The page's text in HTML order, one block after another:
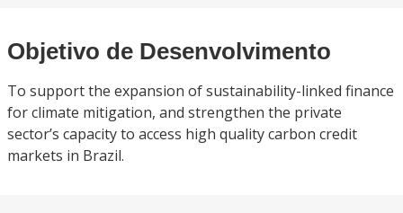
Objetivo de Desenvolvimento
To support the expansion of sustainability-linked finance
for climate mitigation, and strengthen the private
sector’s capacity to access high quality carbon credit
markets in Brazil.